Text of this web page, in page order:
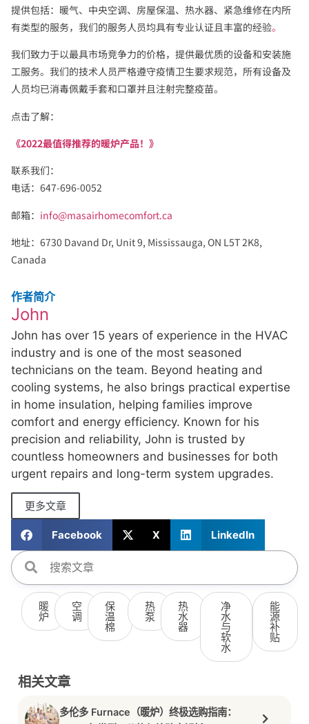
提供包括：暖气、中央空调、房屋保温、热水器、紧急维修在内所
有类型的服务，我们的服务人员均具有专业认证且丰富的经验。
我们致力于以最具市场竞争力的价格，提供最优质的设备和安装施
工服务。我们的技术人员严格遵守疫情卫生要求规范，所有设备及
人员均已消毒佩戴手套和口罩并且注射完整疫苗。
点击了解：
《2022最值得推荐的暖炉产品！》
联系我们：
电话：647-696-0052
邮箱： info@masairhomecomfort.ca
地址：6730 Davand Dr, Unit 9, Mississauga, ON L5T 2K8,
Canada
作者简介
John
John has over 15 years of experience in the HVAC
industry and is one of the most seasoned
technicians on the team. Beyond heating and
cooling systems, he also brings practical expertise
in home insulation, helping families improve
comfort and energy efficiency. Known for his
precision and reliability, John is trusted by
countless homeowners and businesses for both
urgent repairs and long-term system upgrades.
更多文章
Facebook X LinkedIn
暖
炉
空
调
保
温
棉
热
泵
热
水
器
净
水
与
软
水
能
源
补
贴
相关文章
多伦多 Furnace（暖炉）终极选购指南：